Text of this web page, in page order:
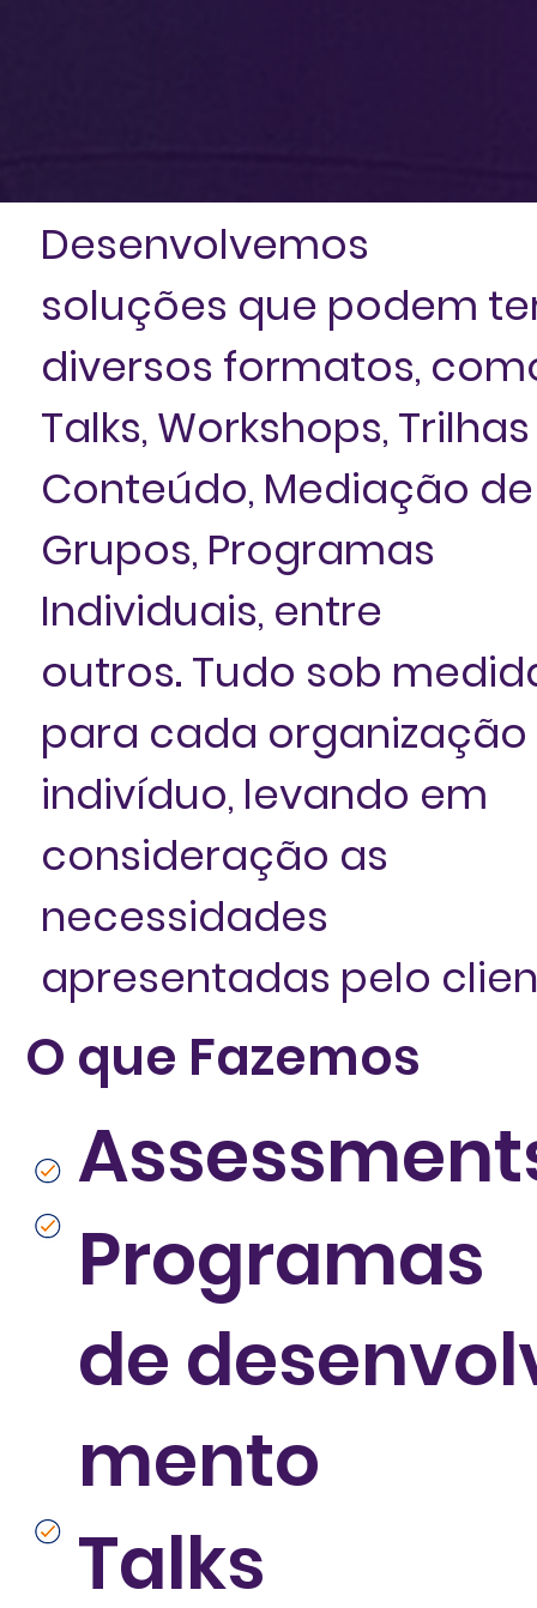
Desenvolvemos
soluções que podem
diversos formatos,
Talks, Workshops,
Conteúdo, Mediação de
Grupos, Programas
Individuais, entre
outros. Tudo sob
para cada
indivíduo, levando em
consideração as
necessidades
apresentadas pelo
O que Fazemos
Programas
de
mento
Talks